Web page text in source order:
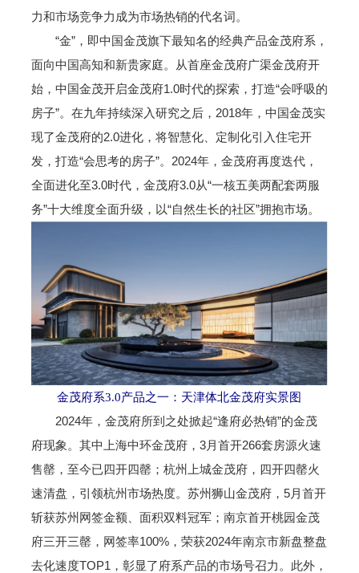
力和市场竞争力成为市场热销的代名词。
“金”，即中国金茂旗下最知名的经典产品金茂府系，
面向中国高知和新贵家庭。从首座金茂府广渠金茂府开
始，中国金茂开启金茂府1.0时代的探索，打造“会呼吸的
房子”。在九年持续深入研究之后，2018年，中国金茂实
现了金茂府的2.0进化，将智慧化、定制化引入住宅开
发，打造“会思考的房子”。2024年，金茂府再度迭代，
全面进化至3.0时代，金茂府3.0从“一核五美两配套两服
务”十大维度全面升级，以“自然生长的社区”拥抱市场。
金茂府系3.0产品之一：天津体北金茂府实景图
2024年，金茂府所到之处掀起“逢府必热销”的金茂
府现象。其中上海中环金茂府，3月首开266套房源火速
售罄，至今已四开四罄；杭州上城金茂府，四开四罄火
速清盘，引领杭州市场热度。苏州狮山金茂府，5月首开
斩获苏州网签金额、面积双料冠军；南京首开桃园金茂
府三开三罄，网签率100%，荣获2024年南京市新盘整盘
去化速度TOP1，彰显了府系产品的市场号召力。此外，